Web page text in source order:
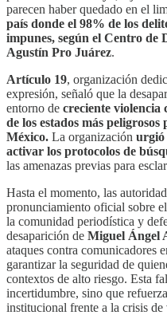
parecen haber quedado en el
país donde el 98% de los
impunes, según el Centro de
Agustín Pro Juárez.
Artículo 19, organización
expresión, señaló que la
entorno de creciente violencia
de los estados más
México. La organización urgió
activar los protocolos de
las amenazas previas para
Hasta el momento, las
pronunciamiento oficial sobre
la comunidad periodística y
desaparición de Miguel Ángel
ataques contra comunicadores
garantizar la seguridad de
contextos de alto riesgo. Esta
incertidumbre, sino que
institucional frente a la crisis